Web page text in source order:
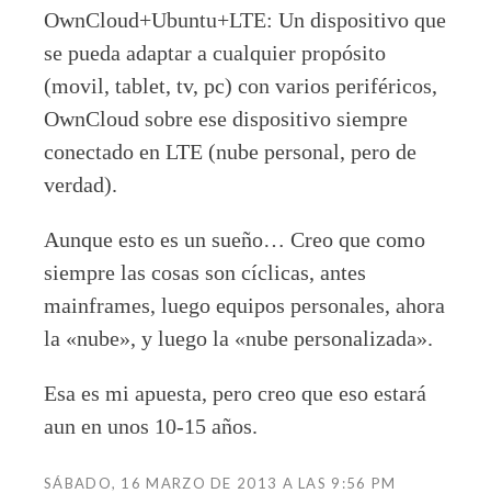
OwnCloud+Ubuntu+LTE: Un dispositivo que
se pueda adaptar a cualquier propósito
(movil, tablet, tv, pc) con varios periféricos,
OwnCloud sobre ese dispositivo siempre
conectado en LTE (nube personal, pero de
verdad).
Aunque esto es un sueño… Creo que como
siempre las cosas son cíclicas, antes
mainframes, luego equipos personales, ahora
la «nube», y luego la «nube personalizada».
Esa es mi apuesta, pero creo que eso estará
aun en unos 10-15 años.
SÁBADO, 16 MARZO DE 2013 A LAS 9:56 PM